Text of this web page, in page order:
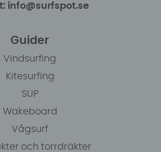
info@surfspot.se
Guider
Vindsurfing
Kitesurfing
SUP
Wakeboard
Vågsurf
och torrdräkter